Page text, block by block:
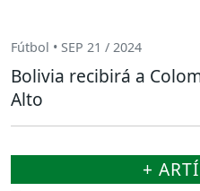
Fútbol • SEP 21 / 2024
Bolivia recibirá a
Alto
+